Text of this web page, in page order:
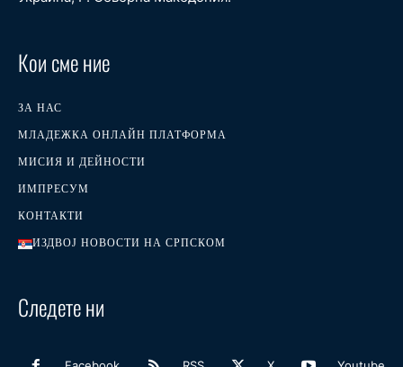
Кои сме ние
ЗА НАС
МЛАДЕЖКА ОНЛАЙН ПЛАТФОРМА
МИСИЯ И ДЕЙНОСТИ
ИМПРЕСУМ
КОНТАКТИ
ИЗДВОЈ НОВОСТИ НА СРПСКОМ
Следете ни